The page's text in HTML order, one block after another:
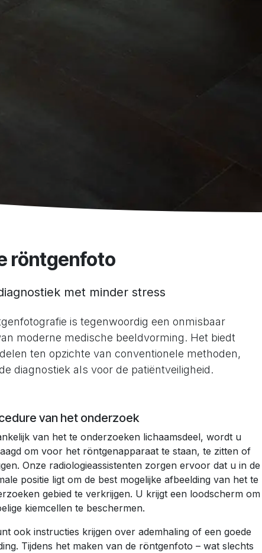
röntgenfoto
met minder stress
is tegenwoordig een onmisbaar
moderne medische beeldvorming. Het biedt
ten opzichte van conventionele methoden,
diagnostiek als voor de patiëntveiligheid.
van het onderzoek
van het te onderzoeken lichaamsdeel, wordt u
om voor het röntgenapparaat te staan, te zitten of
Onze radiologieassistenten zorgen ervoor dat u in de
positie ligt om de best mogelijke afbeelding van het te
gebied te verkrijgen. U krijgt een loodscherm om
kiemcellen te beschermen.
ook instructies krijgen over ademhaling of een goede
Tijdens het maken van de röntgenfoto – wat slechts